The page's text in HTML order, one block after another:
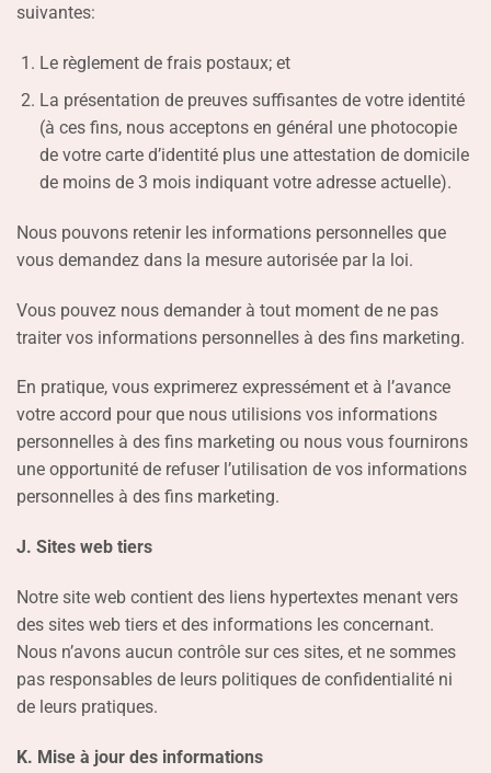
suivantes:
Le règlement de frais postaux; et
La présentation de preuves suffisantes de votre identité
(à ces fins, nous acceptons en général une photocopie
de votre carte d’identité plus une attestation de domicile
de moins de 3 mois indiquant votre adresse actuelle).
Nous pouvons retenir les informations personnelles que
vous demandez dans la mesure autorisée par la loi.
Vous pouvez nous demander à tout moment de ne pas
traiter vos informations personnelles à des fins marketing.
En pratique, vous exprimerez expressément et à l’avance
votre accord pour que nous utilisions vos informations
personnelles à des fins marketing ou nous vous fournirons
une opportunité de refuser l’utilisation de vos informations
personnelles à des fins marketing.
J. Sites web tiers
Notre site web contient des liens hypertextes menant vers
des sites web tiers et des informations les concernant.
Nous n’avons aucun contrôle sur ces sites, et ne sommes
pas responsables de leurs politiques de confidentialité ni
de leurs pratiques.
K. Mise à jour des informations